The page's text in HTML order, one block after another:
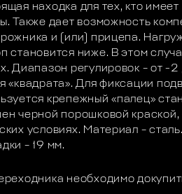
находка для тех, кто
Также дает возможность
и (или) прицепа.
становится ниже. В этом
Диапазон регулировок – от -
«квадрата». Для фиксации
крепежный «палец»
черной порошковой краской,
условиях. Материал –
– 19 мм.
необходимо